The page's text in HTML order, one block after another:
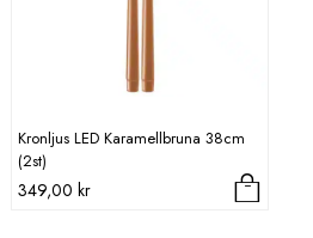
Kronljus LED Karamellbruna 38cm
(2st)
349,00 kr